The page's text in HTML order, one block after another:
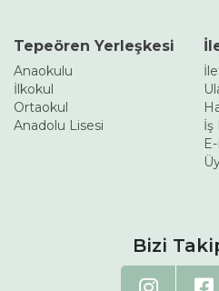
Tepeören Yerleşkesi
Anaokulu
İlkokul
Ortaokul
Anadolu Lisesi
İş
Bizi